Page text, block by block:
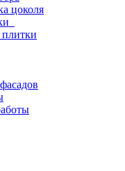
цоколя
плитки